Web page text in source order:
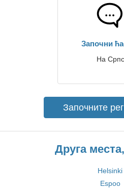
Започни
На
Започните
Друга
Helsinki
Espoo